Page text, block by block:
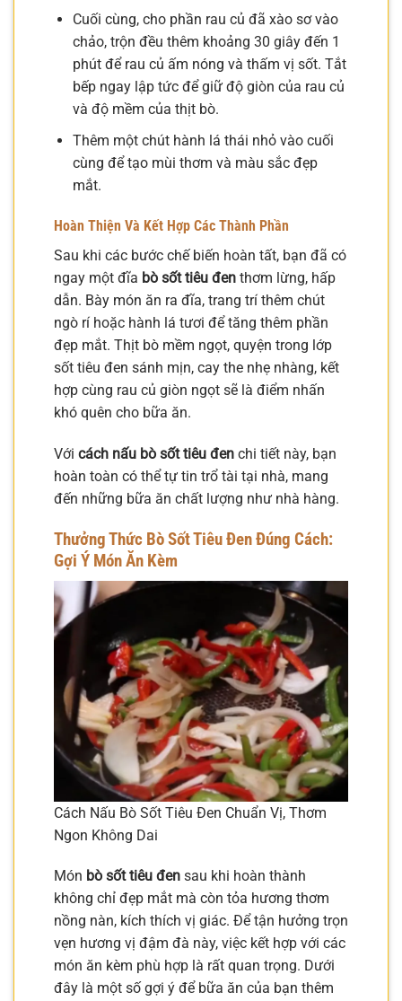
Cuối cùng, cho phần rau củ đã xào sơ vào
chảo, trộn đều thêm khoảng 30 giây đến 1
phút để rau củ ấm nóng và thấm vị sốt. Tắt
bếp ngay lập tức để giữ độ giòn của rau củ
và độ mềm của thịt bò.
Thêm một chút hành lá thái nhỏ vào cuối
cùng để tạo mùi thơm và màu sắc đẹp
mắt.
Hoàn Thiện Và Kết Hợp Các Thành Phần
Sau khi các bước chế biến hoàn tất, bạn đã có
ngay một đĩa bò sốt tiêu đen thơm lừng, hấp
dẫn. Bày món ăn ra đĩa, trang trí thêm chút
ngò rí hoặc hành lá tươi để tăng thêm phần
đẹp mắt. Thịt bò mềm ngọt, quyện trong lớp
sốt tiêu đen sánh mịn, cay the nhẹ nhàng, kết
hợp cùng rau củ giòn ngọt sẽ là điểm nhấn
khó quên cho bữa ăn.
Với cách nấu bò sốt tiêu đen chi tiết này, bạn
hoàn toàn có thể tự tin trổ tài tại nhà, mang
đến những bữa ăn chất lượng như nhà hàng.
Thưởng Thức Bò Sốt Tiêu Đen Đúng Cách:
Gợi Ý Món Ăn Kèm
Cách Nấu Bò Sốt Tiêu Đen Chuẩn Vị, Thơm
Ngon Không Dai
Món bò sốt tiêu đen sau khi hoàn thành
không chỉ đẹp mắt mà còn tỏa hương thơm
nồng nàn, kích thích vị giác. Để tận hưởng trọn
vẹn hương vị đậm đà này, việc kết hợp với các
món ăn kèm phù hợp là rất quan trọng. Dưới
đây là một số gợi ý để bữa ăn của bạn thêm